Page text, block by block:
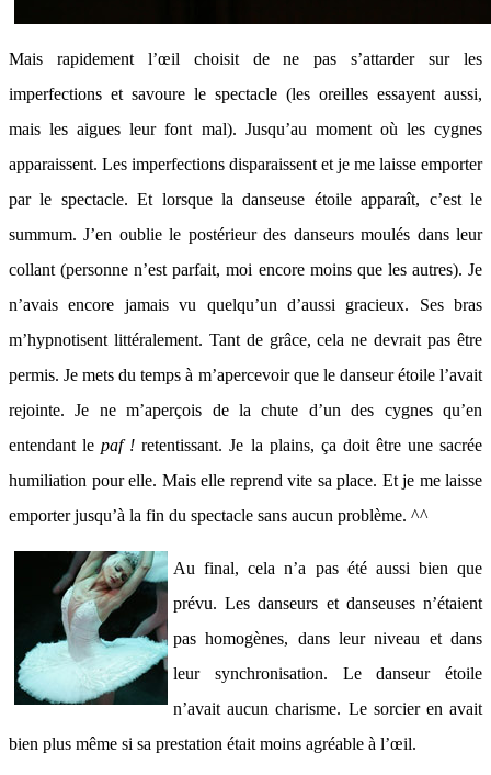
Mais rapidement l’œil choisit de ne pas s’attarder sur les
imperfections et savoure le spectacle (les oreilles essayent aussi,
mais les aigues leur font mal). Jusqu’au moment où les cygnes
apparaissent. Les imperfections disparaissent et je me laisse emporter
par le spectacle. Et lorsque la danseuse étoile apparaît, c’est le
summum. J’en oublie le postérieur des danseurs moulés dans leur
collant (personne n’est parfait, moi encore moins que les autres). Je
n’avais encore jamais vu quelqu’un d’aussi gracieux. Ses bras
m’hypnotisent littéralement. Tant de grâce, cela ne devrait pas être
permis. Je mets du temps à m’apercevoir que le danseur étoile l’avait
rejointe. Je ne m’aperçois de la chute d’un des cygnes qu’en
entendant lepaf ! retentissant. Je la plains, ça doit être une sacrée
humiliation pour elle. Mais elle reprend vite sa place. Et je me laisse
emporter jusqu’à la fin du spectacle sans aucun problème. ^^
Au final, cela n’a pas été aussi bien que
prévu. Les danseurs et danseuses n’étaient
pas homogènes, dans leur niveau et dans
leur synchronisation. Le danseur étoile
n’avait aucun charisme. Le sorcier en avait
bien plus même si sa prestation était moins agréable à l’œil.